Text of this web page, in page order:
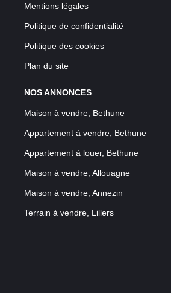
Mentions légales
Politique de confidentialité
Politique des cookies
Plan du site
NOS ANNONCES
Maison à vendre, Bethune
Appartement à vendre, Bethune
Appartement à louer, Bethune
Maison à vendre, Allouagne
Maison à vendre, Annezin
Terrain à vendre, Lillers